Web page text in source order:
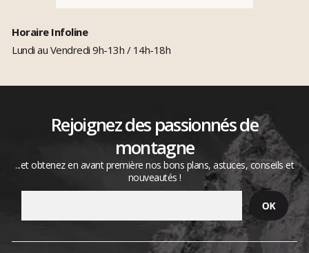
Horaire Infoline
Lundi au Vendredi 9h-13h / 14h-18h
Rejoignez des passionnés de
montagne
...et obtenez en avant première nos bons plans, astuces, conseils et
nouveautés !